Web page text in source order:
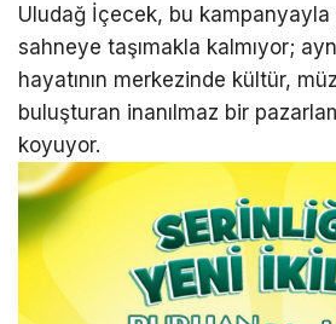
Uludağ İçecek, bu kampanyayla
sahneye taşımakla kalmıyor;
hayatının merkezinde kültür,
buluşturan inanılmaz bir
koyuyor.